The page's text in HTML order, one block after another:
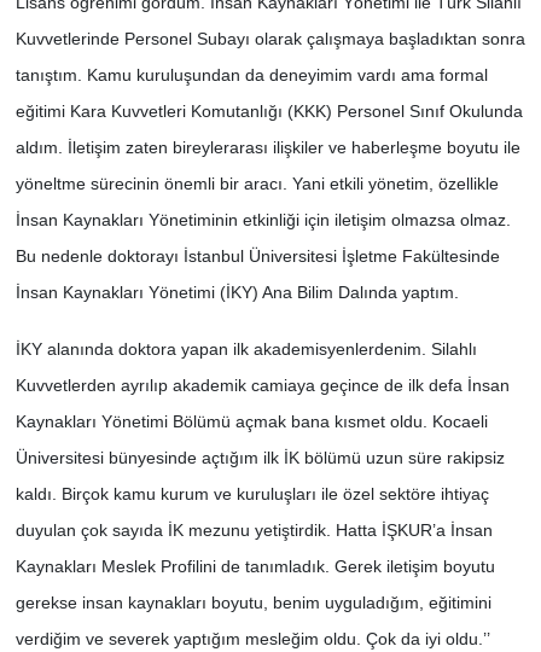
Kuvvetlerinde Personel Subayı olarak çalışmaya başladıktan sonra
tanıştım. Kamu kuruluşundan da deneyimim vardı ama formal
eğitimi Kara Kuvvetleri Komutanlığı (KKK) Personel Sınıf Okulunda
aldım. İletişim zaten bireylerarası ilişkiler ve haberleşme boyutu ile
yöneltme sürecinin önemli bir aracı. Yani etkili yönetim, özellikle
İnsan Kaynakları Yönetiminin etkinliği için iletişim olmazsa olmaz.
Bu nedenle doktorayı İstanbul Üniversitesi İşletme Fakültesinde
İnsan Kaynakları Yönetimi (İKY) Ana Bilim Dalında yaptım.
İKY alanında doktora yapan ilk akademisyenlerdenim. Silahlı
Kuvvetlerden ayrılıp akademik camiaya geçince de ilk defa İnsan
Kaynakları Yönetimi Bölümü açmak bana kısmet oldu. Kocaeli
Üniversitesi bünyesinde açtığım ilk İK bölümü uzun süre rakipsiz
kaldı. Birçok kamu kurum ve kuruluşları ile özel sektöre ihtiyaç
duyulan çok sayıda İK mezunu yetiştirdik. Hatta İŞKUR’a İnsan
Kaynakları Meslek Profilini de tanımladık. Gerek iletişim boyutu
gerekse insan kaynakları boyutu, benim uyguladığım, eğitimini
verdiğim ve severek yaptığım mesleğim oldu. Çok da iyi oldu.’’